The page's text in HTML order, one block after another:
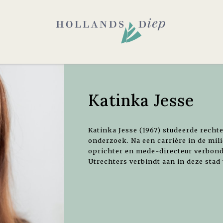
Katinka Jesse
Katinka Jesse (1967) studeerde
onderzoek. Na een carrière in de
oprichter en mede-directeur
Utrechters verbindt aan in deze